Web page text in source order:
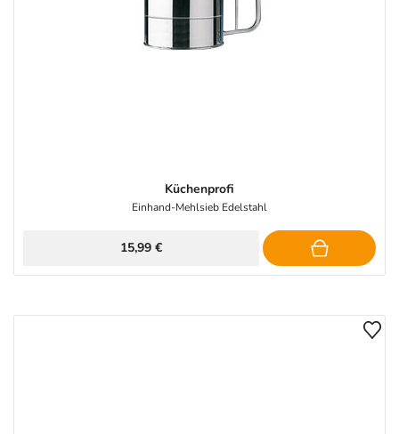
Küchenprofi
Einhand-Mehlsieb Edelstahl
15,99 €